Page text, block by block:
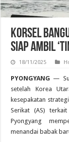
Korsel
Siap Ambil
18/11/2025
PYONGYANG —
setelah Korea
kesepakatan
Serikat (AS)
Pyongyang
menandai babak